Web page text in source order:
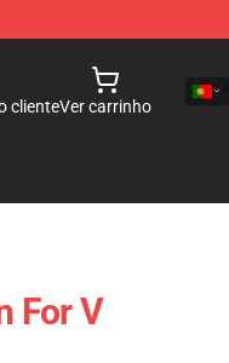
clienteVer carrinho
For V